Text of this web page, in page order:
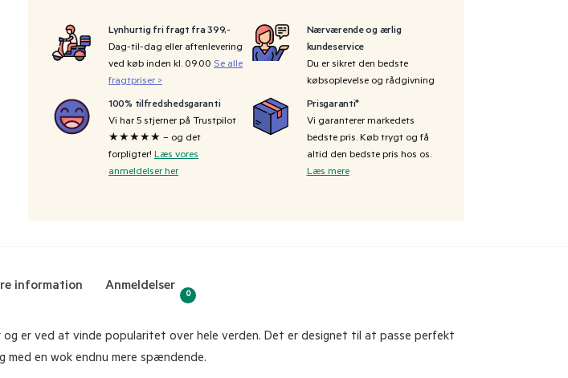
Lynhurtig fri fragt fra 399,-
Dag-til-dag eller aftenlevering
ved køb inden kl. 09:00 Se alle
fragtpriser >
Nærværende og ærlig
kundeservice
Du er sikret den bedste
købsoplevelse og rådgivning
100% tilfredshedsgaranti
Vi har 5 stjerner på Trustpilot
★★★★★ – og det
forpligter! Læs vores
anmeldelser her
Prisgaranti*
Vi garanterer markedets
bedste pris. Køb trygt og få
altid den bedste pris hos os.
Læs mere
information Anmeldelser
0
og er ved at vinde popularitet over hele verden. Det er designet til at passe perfekt
en wok endnu mere spændende.